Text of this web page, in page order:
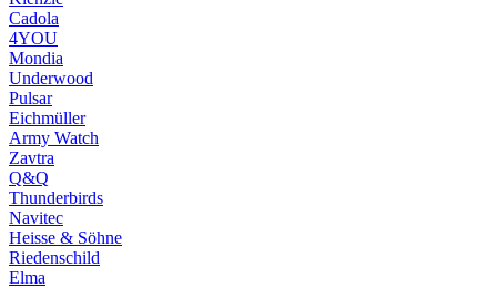
Cadola
4YOU
Mondia
Underwood
Pulsar
Eichmüller
Army Watch
Zavtra
Q&Q
Thunderbirds
Navitec
Heisse & Söhne
Riedenschild
Elma